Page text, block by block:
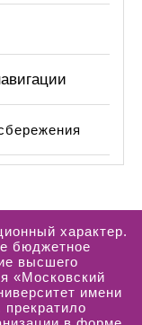
характер.
бюджетное
высшего
«Московский
имени